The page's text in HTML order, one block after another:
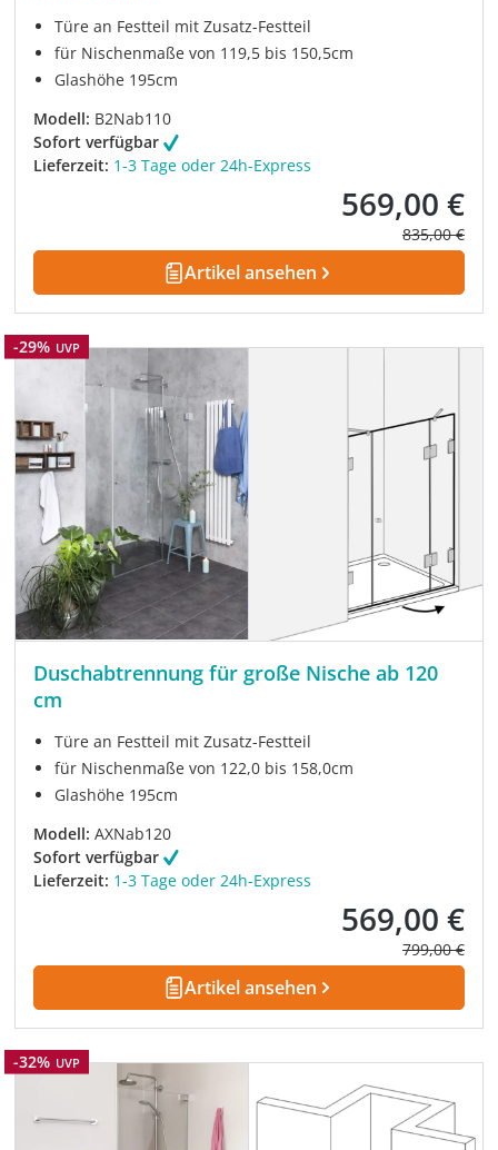
Türe an Festteil mit Zusatz-Festteil
für Nischenmaße von 119,5 bis 150,5cm
Glashöhe 195cm
Modell: B2Nab110
Sofort verfügbar
Lieferzeit: 1-3 Tage oder 24h-Express
Verkaufspreis:
569,00 €
Regulärer
835,00 €
Artikel ansehen
Rabatt
-29% UVP
Duschabtrennung für große Nische ab 120
cm
Türe an Festteil mit Zusatz-Festteil
für Nischenmaße von 122,0 bis 158,0cm
Glashöhe 195cm
Modell: AXNab120
Sofort verfügbar
Lieferzeit: 1-3 Tage oder 24h-Express
Verkaufspreis:
569,00 €
Regulärer
799,00 €
Artikel ansehen
Rabatt
-32% UVP